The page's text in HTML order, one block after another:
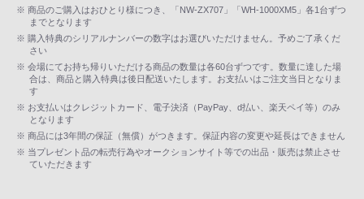
※ 商品のご購入はおひとり様につき、「NW-ZX707」「WH-1000XM5」各1台ずつ
までとなります
※ 購入特典のシリアルナンバーの数字はお選びいただけません。予めご了承くだ
さい
※ 会場にてお持ち帰りいただける商品の数量は各60台ずつです。数量に達した場
合は、商品と購入特典は後日配送いたします。お支払いはご注文当日となりま
す
※ お支払いはクレジットカード、電子決済（PayPay、d払い、楽天ペイ等）のみ
となります
※ 商品には3年間の保証（無償）がつきます。保証内容の変更や延長はできません
※ 当プレゼント品の転売行為やオークションサイト等での出品・販売は禁止させ
ていただきます